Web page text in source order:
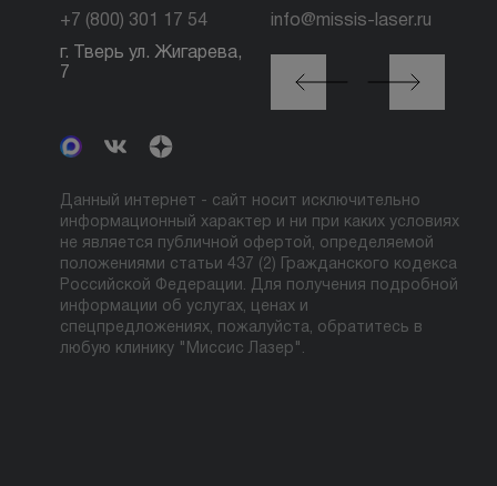
+7 (800) 301 17 54 info@missis-laser.ru
г. Тверь ул. Жигарева,
7
г. Москва м. Трубная,
ул. Петровка, 26, стр.
Данный интернет - сайт носит исключительно
информационный характер и ни при каких условиях
не является публичной офертой, определяемой
положениями статьи 437 (2) Гражданского кодекса
Российской Федерации. Для получения подробной
информации об услугах, ценах и
спецпредложениях, пожалуйста, обратитесь в
любую клинику "Миссис Лазер".